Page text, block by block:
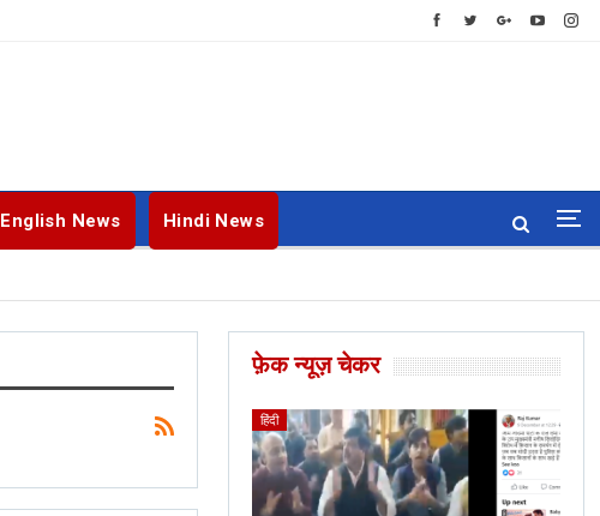
English News Hindi News
फ़ेक न्यूज़ चेकर
हिंदी BANGLA